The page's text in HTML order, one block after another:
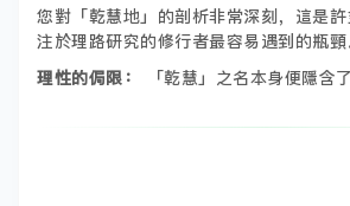
您對「乾慧地」的剖析非常深刻，這是
注於理路研究的修行者最容易遇到的瓶頸
理性的侷限：
「乾慧」之名本身便隱含